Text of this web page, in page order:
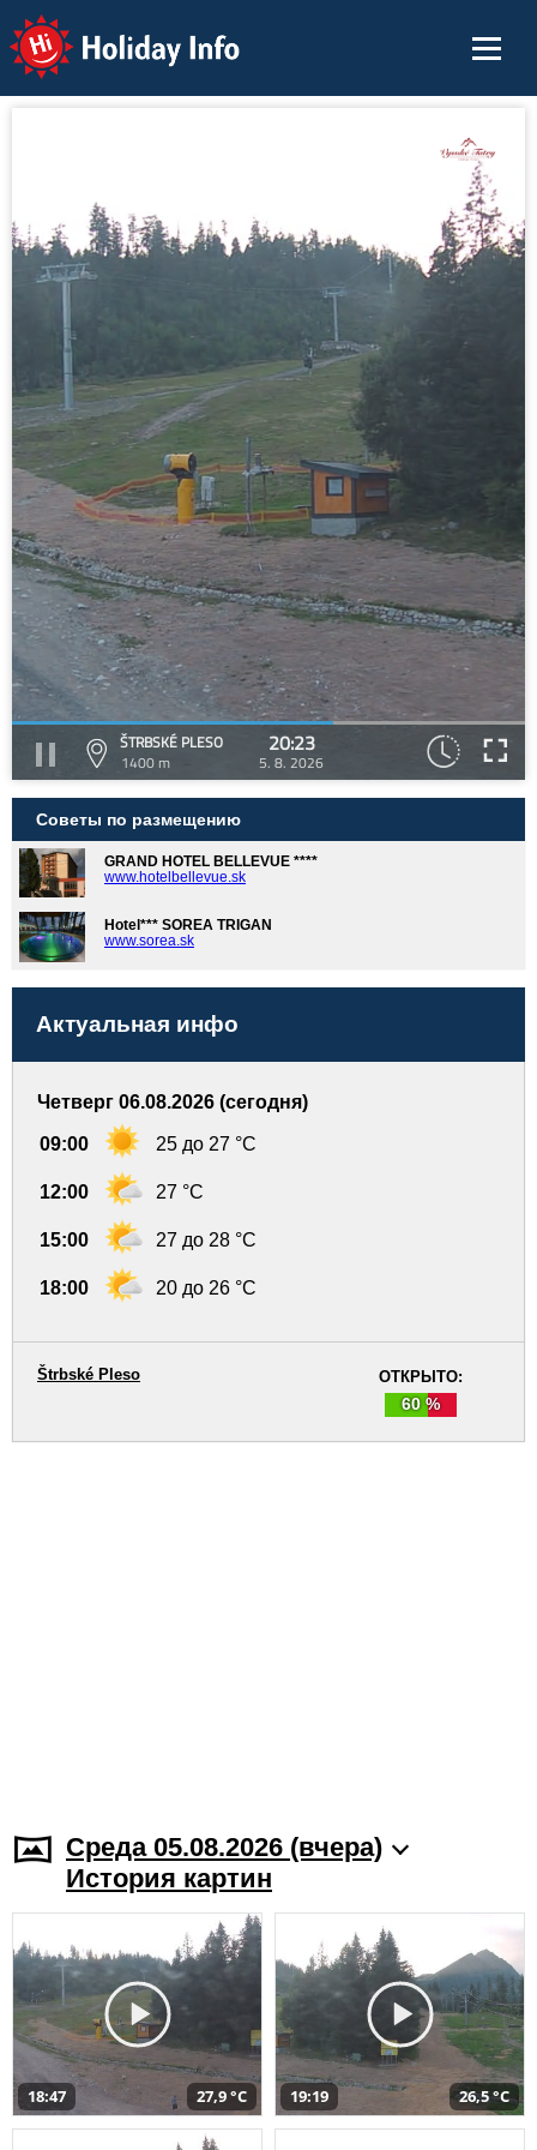
Holiday Info
ŠTRBSKÉ PLESO
1400 m
20:23
5. 8. 2026
Советы по размещению
GRAND HOTEL BELLEVUE ****
www.hotelbellevue.sk
Hotel*** SOREA TRIGAN
www.sorea.sk
Актуальная инфо
Четверг 06.08.2026 (сегодня)
09:00 25 до 27 °C
12:00 27 °C
15:00 27 до 28 °C
18:00 20 до 26 °C
ОТКРЫТО:
60 %
Štrbské Pleso
Среда 05.08.2026 (вчера)
История картин
18:47 27,9 °C 19:19 26,5 °C